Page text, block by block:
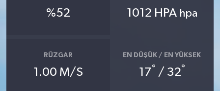
%52 1012 HPA hpa
RÜZGAR
1.00 M/S
EN DÜŞÜK / EN YÜKSEK
17° / 32°